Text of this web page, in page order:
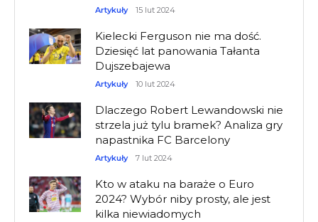
Artykuły 15 lut 2024
Kielecki Ferguson nie ma dość.
Dziesięć lat panowania Tałanta
Dujszebajewa
Artykuły 10 lut 2024
Dlaczego Robert Lewandowski nie
strzela już tylu bramek? Analiza gry
napastnika FC Barcelony
Artykuły 7 lut 2024
Kto w ataku na baraże o Euro
2024? Wybór niby prosty, ale jest
kilka niewiadomych